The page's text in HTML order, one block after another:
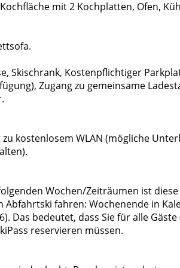
mit 2 Kochplatten, Ofen,
Skischrank, Kostenpflichtiger
Zugang zu gemeinsame
zu kostenlosem WLAN (mögliche
Wochen/Zeiträumen ist
Abfahrtski fahren: Wochenende in
Das bedeutet, dass Sie für alle
reservieren müssen.